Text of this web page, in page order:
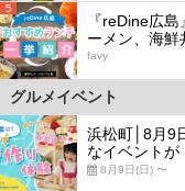
5
『reDine広
ーメン、海鮮
favy
グルメイベント
浜松町│8月9
なイベントが
8月9日(日) 〜